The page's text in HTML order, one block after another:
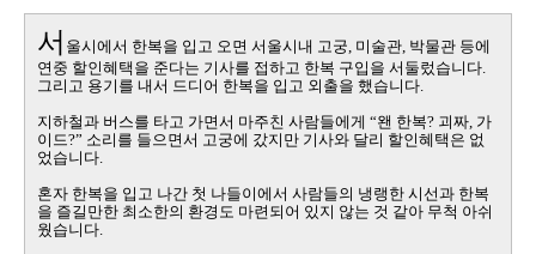
서 울시에서 한복을 입고 오면 서울시내 고궁 미술관 박물관 등에
연중 할인혜택을 준다는 기사를 접하고 한복 구입을 서둘렀습니다
그리고 용기를 내서 드디어 한복을 입고 외출을 했습니다
지하철과 버스를 타고 가면서 마주친 사람들에게 “왠 한복? 괴짜 가
이드?” 소리를 들으면서 고궁에 갔지만 기사와 달리 할인혜택은 없
었습니다
혼자 한복을 입고 나간 첫 나들이에서 사람들의 냉랭한 시선과 한복
을 즐길만한 최소한의 환경도 마련되어 있지 않는 것 같아 무척 아쉬
웠습니다